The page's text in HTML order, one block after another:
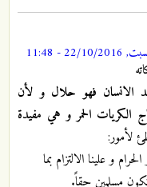
10/2016 - 11:48
الانسان فهو حلال و لأن
الكريات الحمر و هي مفيدة
لأمور:
و علينا الالتزام بما
مسلمين حقاً.